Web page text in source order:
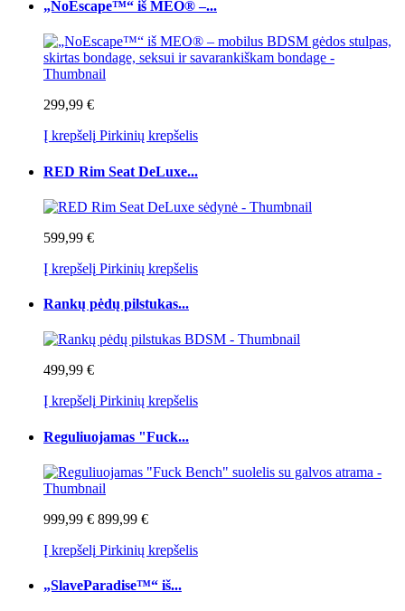
„NoEscape™“ iš MEO® –...
299,99 €
Į krepšelį Pirkinių krepšelis
RED Rim Seat DeLuxe...
599,99 €
Į krepšelį Pirkinių krepšelis
Rankų pėdų pilstukas...
499,99 €
Į krepšelį Pirkinių krepšelis
Reguliuojamas "Fuck...
999,99 € 899,99 €
Į krepšelį Pirkinių krepšelis
„SlaveParadise™“ iš...